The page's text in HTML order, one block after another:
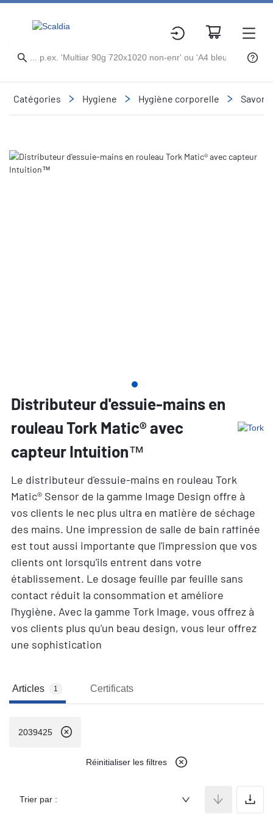
Catégories Hygiene Hygiène corporelle
Slide 1 of 1
Distributeur d'essuie-mains en
rouleau Tork Matic® avec
capteur Intuition™
Le distributeur d'essuie-mains en rouleau Tork
Matic® Sensor de la gamme Image Design offre à
vos clients le nec plus ultra en matière de séchage
des mains. Une impression de salle de bain raffinée
est tout aussi importante que l'impression que vos
clients ont lorsqu'ils entrent dans votre
établissement. Le dosage feuille par feuille sans
contact réduit la consommation et améliore
l'hygiène. Avec la gamme Tork Image, vous offrez à
vos clients plus qu'un beau design, vous leur offrez
une sophistication
Articles 1 Certificats
2039425
Réinitialiser les filtres
Trier par :